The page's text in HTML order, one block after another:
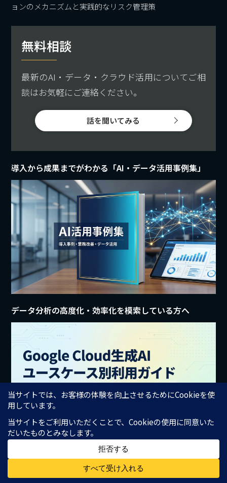
ョンのメカニズムと実践的なリスク管理策
無料相談
最新のAI・データ・クラウド活用についてご相
談はお気軽にご連絡ください。
話を聞いてみる
導入から成果までがわかる「AI・データ活用事例集」
データ分析の高度化・効率化を模索している方へ